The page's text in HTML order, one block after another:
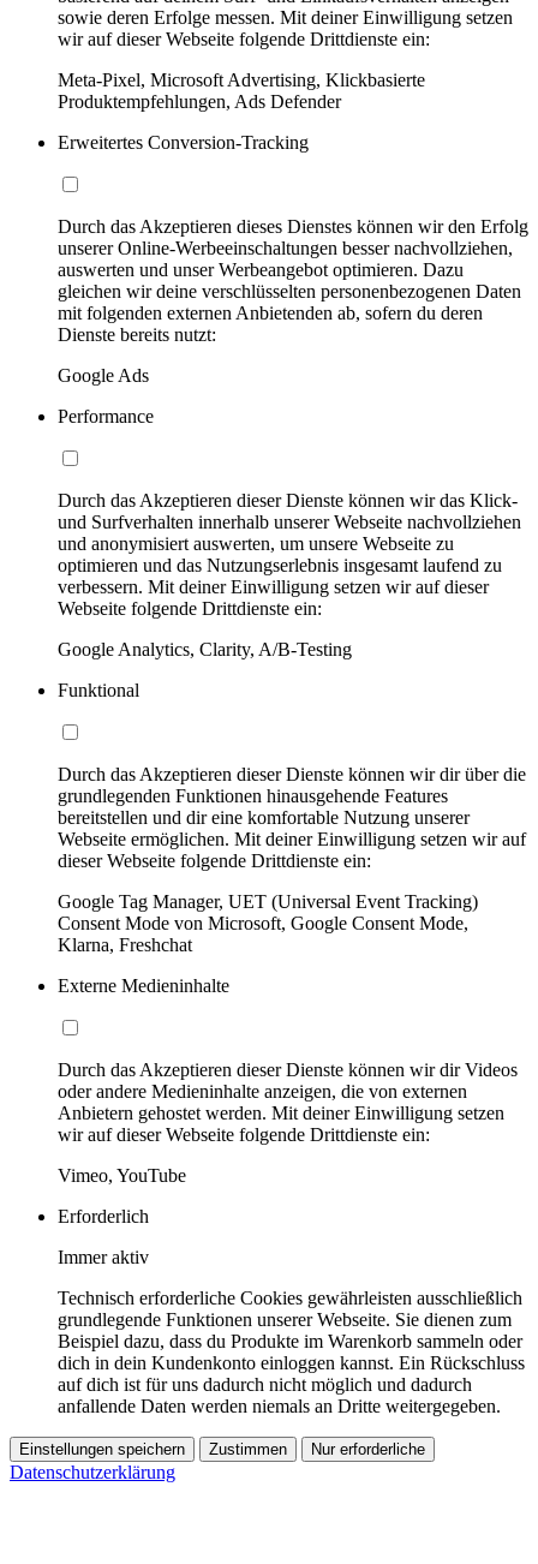
sowie deren Erfolge messen. Mit deiner Einwilligung setzen
wir auf dieser Webseite folgende Drittdienste ein:
Meta-Pixel, Microsoft Advertising, Klickbasierte
Produktempfehlungen, Ads Defender
Erweitertes Conversion-Tracking
Durch das Akzeptieren dieses Dienstes können wir den Erfolg
unserer Online-Werbeeinschaltungen besser nachvollziehen,
auswerten und unser Werbeangebot optimieren. Dazu
gleichen wir deine verschlüsselten personenbezogenen Daten
mit folgenden externen Anbietenden ab, sofern du deren
Dienste bereits nutzt:
Google Ads
Performance
Durch das Akzeptieren dieser Dienste können wir das Klick-
und Surfverhalten innerhalb unserer Webseite nachvollziehen
und anonymisiert auswerten, um unsere Webseite zu
optimieren und das Nutzungserlebnis insgesamt laufend zu
verbessern. Mit deiner Einwilligung setzen wir auf dieser
Webseite folgende Drittdienste ein:
Google Analytics, Clarity, A/B-Testing
Funktional
Durch das Akzeptieren dieser Dienste können wir dir über die
grundlegenden Funktionen hinausgehende Features
bereitstellen und dir eine komfortable Nutzung unserer
Webseite ermöglichen. Mit deiner Einwilligung setzen wir auf
dieser Webseite folgende Drittdienste ein:
Google Tag Manager, UET (Universal Event Tracking)
Consent Mode von Microsoft, Google Consent Mode,
Klarna, Freshchat
Externe Medieninhalte
Durch das Akzeptieren dieser Dienste können wir dir Videos
oder andere Medieninhalte anzeigen, die von externen
Anbietern gehostet werden. Mit deiner Einwilligung setzen
wir auf dieser Webseite folgende Drittdienste ein:
Vimeo, YouTube
Erforderlich
Immer aktiv
Technisch erforderliche Cookies gewährleisten ausschließlich
grundlegende Funktionen unserer Webseite. Sie dienen zum
Beispiel dazu, dass du Produkte im Warenkorb sammeln oder
dich in dein Kundenkonto einloggen kannst. Ein Rückschluss
auf dich ist für uns dadurch nicht möglich und dadurch
anfallende Daten werden niemals an Dritte weitergegeben.
Einstellungen speichern Zustimmen Nur erforderliche
Datenschutzerklärung